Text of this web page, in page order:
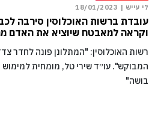
לי עייש | 18/01/2023
עובדת ברשות האוכלוסין סירבה
וקראה למאבטח שיוציא את האדם
רשות האוכלוסין: "המתלונן פונה לחדר
המבוקש". עו״ד שירי טל, מומחית למימוש
בושה"